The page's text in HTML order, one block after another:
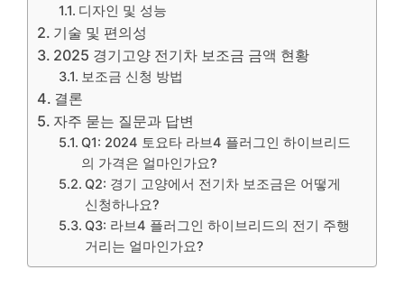
디자인 및 성능
기술 및 편의성
2025 경기고양 전기차 보조금 금액 현황
보조금 신청 방법
결론
자주 묻는 질문과 답변
Q1: 2024 토요타 라브4 플러그인 하이브리드
의 가격은 얼마인가요?
Q2: 경기 고양에서 전기차 보조금은 어떻게
신청하나요?
Q3: 라브4 플러그인 하이브리드의 전기 주행
거리는 얼마인가요?